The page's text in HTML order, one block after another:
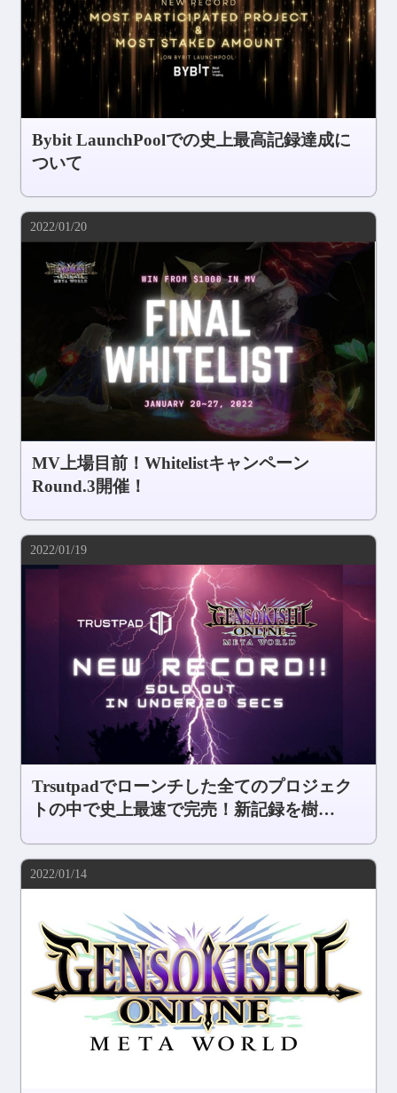
Bybit LaunchPoolでの史上最高記録達成に
ついて
2022/01/20
MV上場目前！Whitelistキャンペーン
Round.3開催！
2022/01/19
Trsutpadでローンチした全てのプロジェク
トの中で史上最速で完売！新記録を樹
2022/01/14